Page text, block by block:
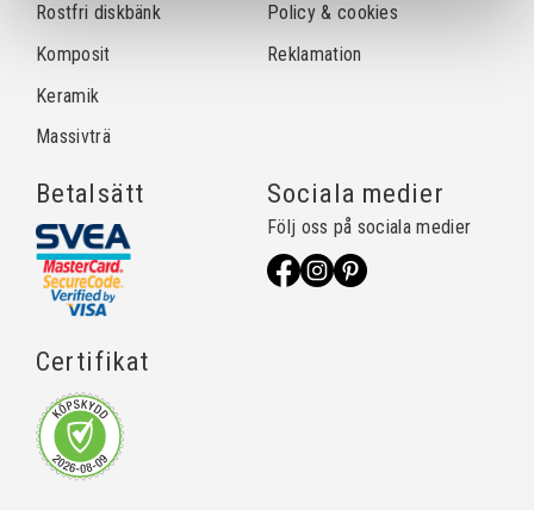
Rostfri diskbänk
Komposit
Keramik
Massivträ
Policy & cookies
Reklamation
Betalsätt
Certifikat
Sociala medier
Följ oss på sociala medier